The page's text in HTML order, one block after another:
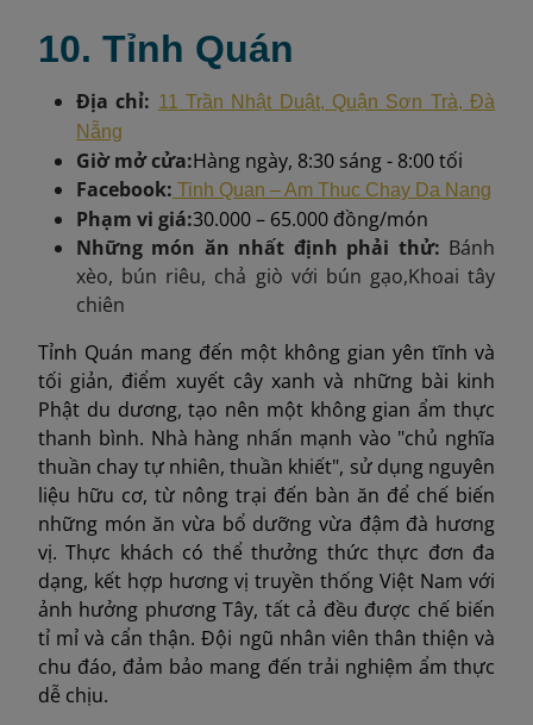
10. Tỉnh Quán
Địa chỉ: 11 Trần Nhật Duật, Quận Sơn Trà, Đà
Nẵng
Giờ mở cửa:Hàng ngày, 8:30 sáng - 8:00 tối
Facebook: Tinh Quan – Am Thuc Chay Da Nang
Phạm vi giá:30.000 – 65.000 đồng/món
Những món ăn nhất định phải thử: Bánh
xèo, bún riêu, chả giò với bún gạo,Khoai tây
chiên
Tỉnh Quán mang đến một không gian yên tĩnh và
tối giản, điểm xuyết cây xanh và những bài kinh
Phật du dương, tạo nên một không gian ẩm thực
thanh bình. Nhà hàng nhấn mạnh vào "chủ nghĩa
thuần chay tự nhiên, thuần khiết", sử dụng nguyên
liệu hữu cơ, từ nông trại đến bàn ăn để chế biến
những món ăn vừa bổ dưỡng vừa đậm đà hương
vị. Thực khách có thể thưởng thức thực đơn đa
dạng, kết hợp hương vị truyền thống Việt Nam với
ảnh hưởng phương Tây, tất cả đều được chế biến
tỉ mỉ và cẩn thận. Đội ngũ nhân viên thân thiện và
chu đáo, đảm bảo mang đến trải nghiệm ẩm thực
dễ chịu.